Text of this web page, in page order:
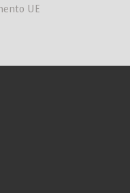
UE